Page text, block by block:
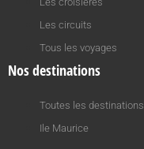
Les circuits
Tous les voyages
Nos destinations
Toutes les destinations
Ile Maurice